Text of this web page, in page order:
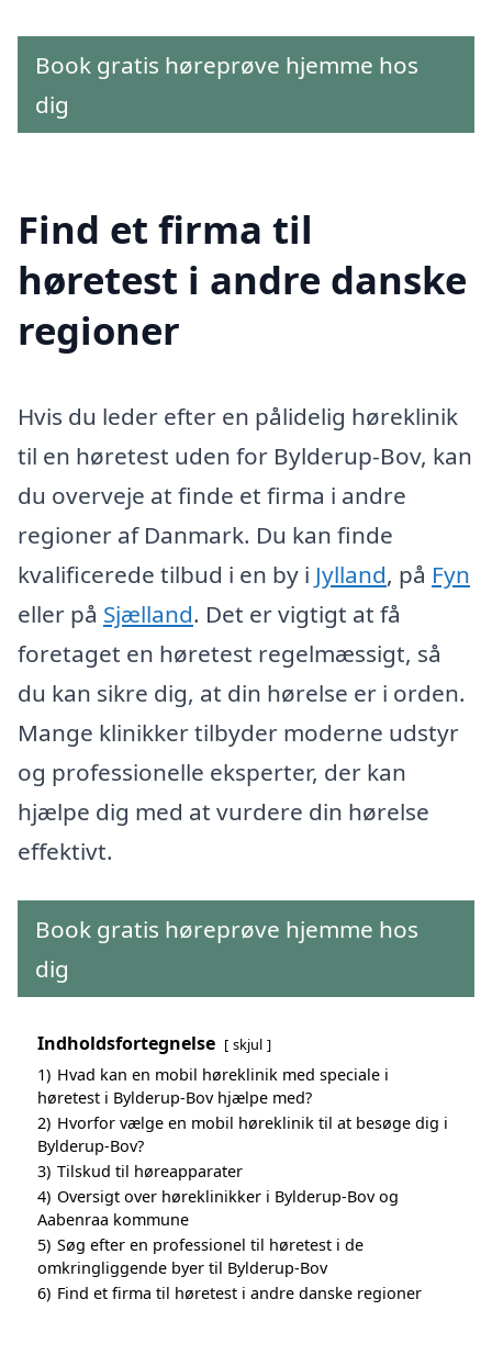
Book gratis høreprøve hjemme hos
dig
Find et firma til
høretest i andre danske
regioner
Hvis du leder efter en pålidelig høreklinik
til en høretest uden for Bylderup-Bov, kan
du overveje at finde et firma i andre
regioner af Danmark. Du kan finde
kvalificerede tilbud i en by i Jylland, på Fyn
eller på Sjælland. Det er vigtigt at få
foretaget en høretest regelmæssigt, så
du kan sikre dig, at din hørelse er i orden.
Mange klinikker tilbyder moderne udstyr
og professionelle eksperter, der kan
hjælpe dig med at vurdere din hørelse
effektivt.
Book gratis høreprøve hjemme hos
dig
Indholdsfortegnelse skjul
1) Hvad kan en mobil høreklinik med speciale i
høretest i Bylderup-Bov hjælpe med?
2) Hvorfor vælge en mobil høreklinik til at besøge dig i
Bylderup-Bov?
3) Tilskud til høreapparater
4) Oversigt over høreklinikker i Bylderup-Bov og
Aabenraa kommune
5) Søg efter en professionel til høretest i de
omkringliggende byer til Bylderup-Bov
6) Find et firma til høretest i andre danske regioner